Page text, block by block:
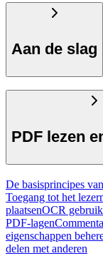
Aan de slag
PDF lezen
De basisprincipes
Toegang tot het
plaatsenOCR
PDF-lagen
eigenschappen
delen met anderen